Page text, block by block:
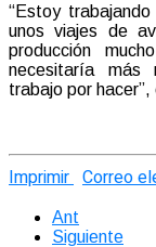
“Estoy
unos viajes de
producción
necesitaría más
trabajo por
Imprimir Correo
Ant
Siguiente